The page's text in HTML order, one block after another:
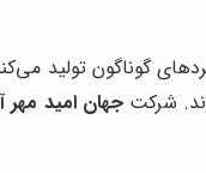
گوناگون تولید
شرکتجهان امید مهر